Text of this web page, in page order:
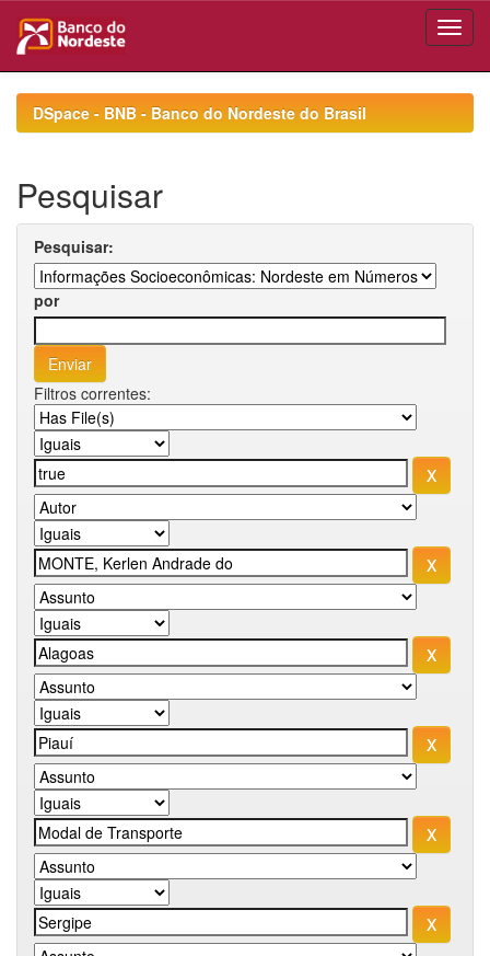
navigationDSpace - BNB - Banco do Nordeste do Brasil
Pesquisar
Pesquisar:
por
Filtros correntes: